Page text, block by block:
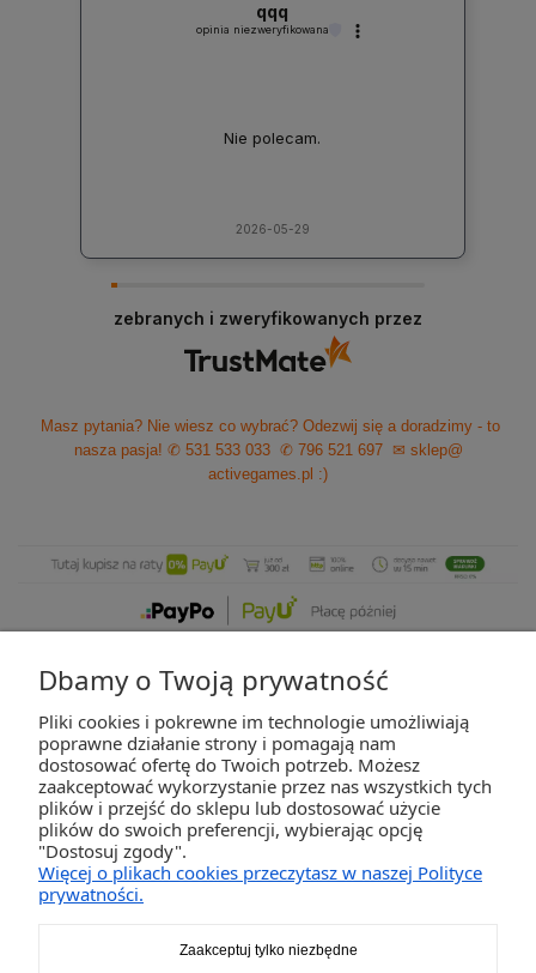
qqq
opinia niezweryfikowana
Nie polecam.
2026-05-29
zebranych i zweryfikowanych przez
Masz pytania? Nie wiesz co wybrać? Odezwij się a doradzimy - to
nasza pasja! ✆ 531 533 033 ✆ 796 521 697
✉ sklep@
activegames.pl :)
ZAKUPY
POMOC
Dbamy o Twoją prywatność
Pliki cookies i pokrewne im technologie umożliwiają
poprawne działanie strony i pomagają nam
dostosować ofertę do Twoich potrzeb. Możesz
zaakceptować wykorzystanie przez nas wszystkich tych
plików i przejść do sklepu lub dostosować użycie
plików do swoich preferencji, wybierając opcję
"Dostosuj zgody".
Więcej o plikach cookies przeczytasz w naszej Polityce
prywatności.
Zaakceptuj tylko niezbędne